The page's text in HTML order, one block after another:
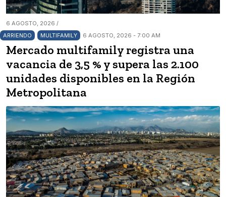
6 AGOSTO, 2026 /
ARRIENDO
MULTIFAMILY 6 AGOSTO, 2026 - 7:00 AM
Mercado multifamily registra una
vacancia de 3,5 % y supera las 2.100
unidades disponibles en la Región
Metropolitana